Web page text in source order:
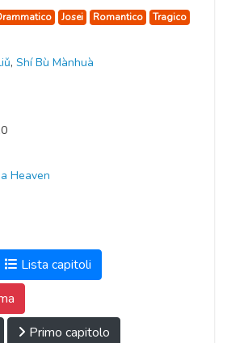
Josei Romantico Tragico
, Shí Bù Mànhuà
Heaven
Lista capitoli
Primo capitolo